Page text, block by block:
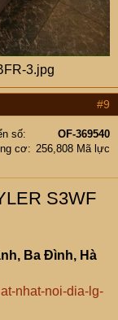
#9
số
OF-369540
cơ
256,808 Mã lực
S3WF
Ba Đình, Hà
nhat-noi-dia-lg-